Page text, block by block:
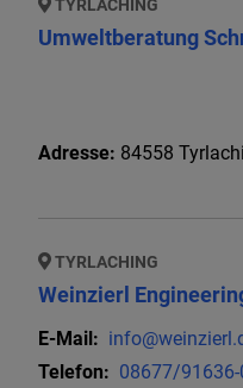
TYRLACHING
Umweltberatung
Adresse: 84558
TYRLACHING
Weinzierl
E-Mail:
Telefon: 08677/91636-